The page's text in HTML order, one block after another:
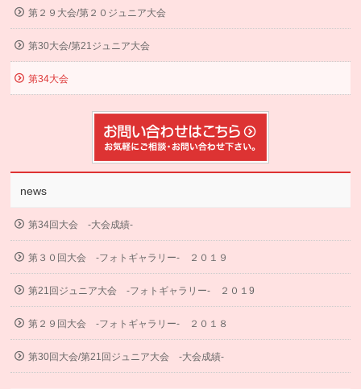
第２９大会/第２０ジュニア大会
第30大会/第21ジュニア大会
第34大会
news
第34回大会 -大会成績-
第３０回大会 -フォトギャラリー- ２０１９
第21回ジュニア大会 -フォトギャラリー- ２０１9
第２９回大会 -フォトギャラリー- ２０１８
第30回大会/第21回ジュニア大会 -大会成績-